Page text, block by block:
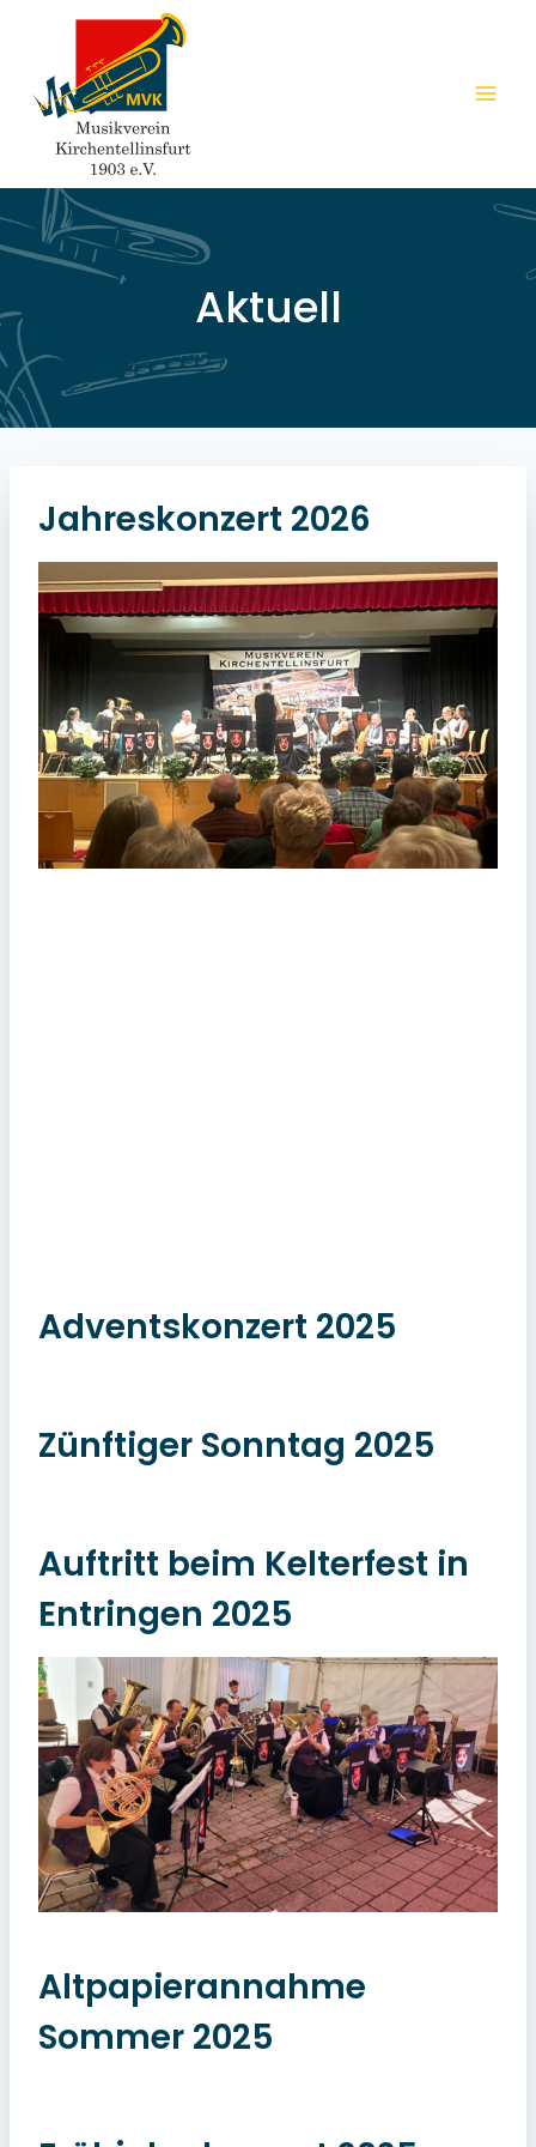
springen
Aktuell
Jahreskonzert 2026
Adventskonzert 2025
Zünftiger Sonntag 2025
Auftritt beim Kelterfest in
Entringen 2025
Altpapierannahme
Sommer 2025